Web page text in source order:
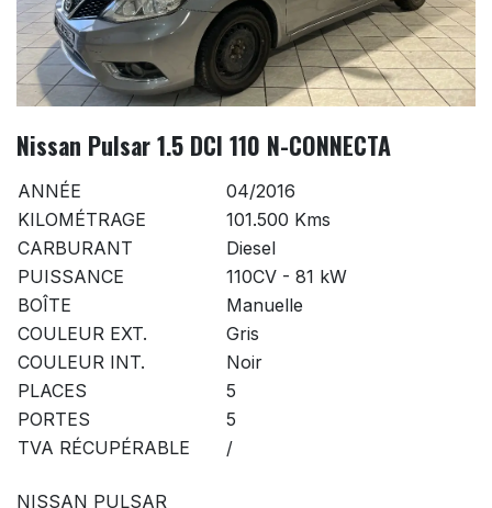
Nissan Pulsar 1.5 DCI 110 N-CONNECTA
ANNÉE
04/2016
KILOMÉTRAGE
101.500 Kms
CARBURANT
Diesel
PUISSANCE
110CV - 81 kW
BOÎTE
Manuelle
COULEUR EXT.
Gris
COULEUR INT.
Noir
PLACES
5
PORTES
5
TVA RÉCUPÉRABLE
/
NISSAN PULSAR